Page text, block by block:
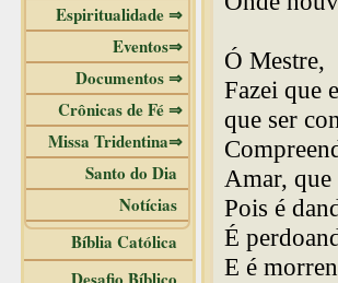
Espiritualidade ⇒
Eventos⇒
Documentos ⇒
Crônicas de Fé ⇒
Missa Tridentina⇒
Santo do Dia
Notícias
Bíblia Católica
Ó Mestre,
Fazei que
que ser
Amar, que
Pois é
É
E é